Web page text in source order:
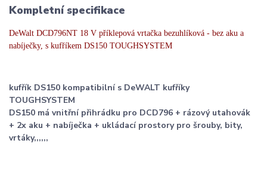
Kompletní specifikace
DeWalt DCD796NT 18 V příklepová vrtačka bezuhlíková - bez aku a
nabíječky, s kufříkem DS150 TOUGHSYSTEM
kufřík DS150 kompatibilní s DeWALT kufříky
TOUGHSYSTEM
DS150 má vnitřní přihrádku pro DCD796 + rázový utahovák
+ 2x aku + nabíječka + ukládací prostory pro šrouby, bity,
vrtáky,,,,,,